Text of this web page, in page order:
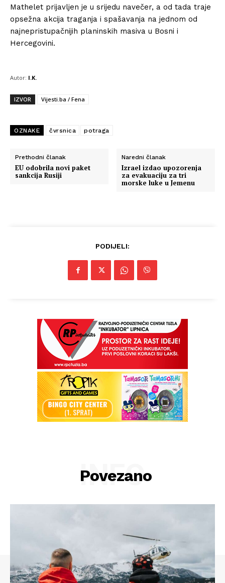
Mathelet prijavljen je u srijedu navečer, a od tada traje
opsežna akcija traganja i spašavanja na jednom od
najnepristupačnijih planinskih masiva u Bosni i
Hercegovini.
Autor: I.K.
IZVOR Vijesti.ba / Fena
OZNAKE čvrsnica potraga
Prethodni članak
EU odobrila novi paket
sankcija Rusiji
Naredni članak
Izrael izdao upozorenja
za evakuaciju za tri
morske luke u Jemenu
PODIJELI:
Povezano
INFO